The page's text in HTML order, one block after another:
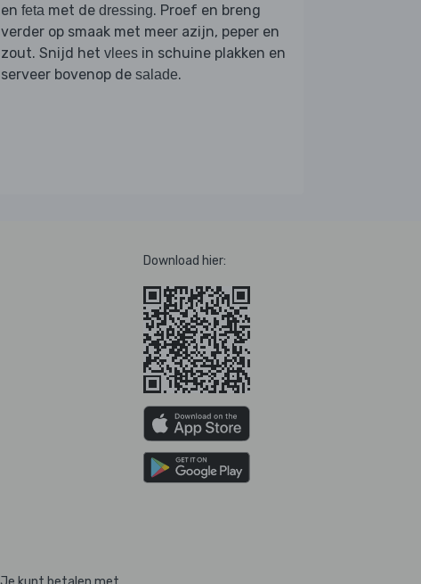
en feta met de dressing. Proef en breng
verder op smaak met meer azijn, peper en
zout. Snijd het vlees in schuine plakken en
serveer bovenop de salade.
Download hier: